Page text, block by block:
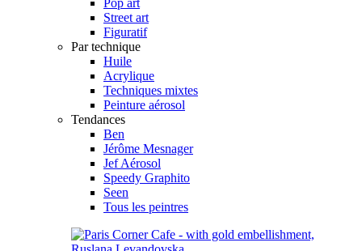
Street art
Figuratif
Par technique
Huile
Acrylique
Techniques mixtes
Peinture aérosol
Tendances
Ben
Jérôme Mesnager
Jef Aérosol
Speedy Graphito
Seen
Tous les peintres